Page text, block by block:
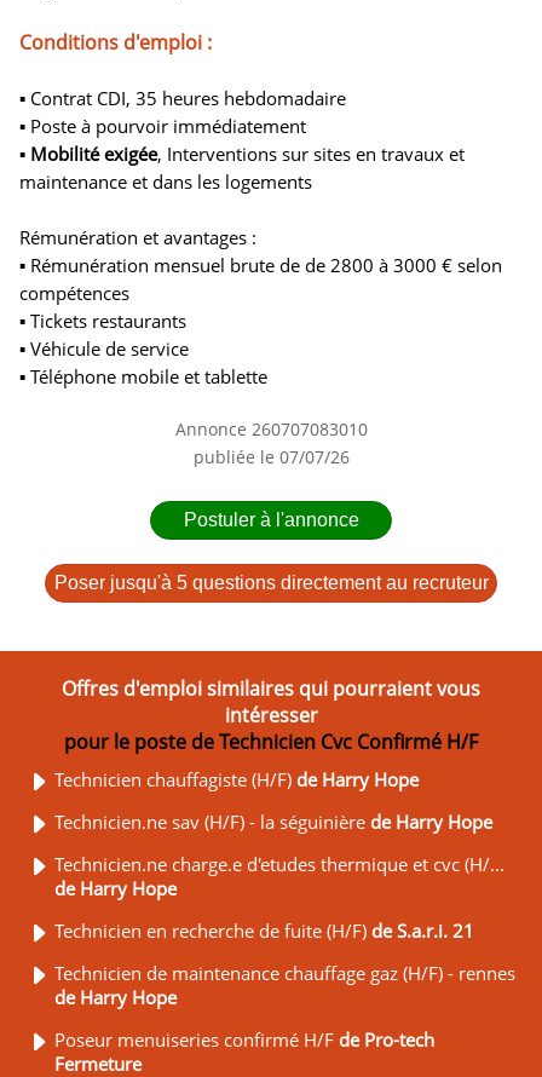
Conditions d'emploi :
▪ Contrat CDI, 35 heures hebdomadaire
▪ Poste à pourvoir immédiatement
▪ Mobilité exigée, Interventions sur sites en travaux et
maintenance et dans les logements
Rémunération et avantages :
▪ Rémunération mensuel brute de de 2800 à 3000 € selon
compétences
▪ Tickets restaurants
▪ Véhicule de service
▪ Téléphone mobile et tablette
Annonce 260707083010
publiée le 07/07/26
Postuler à l'annonce
Poser jusqu'à 5 questions directement au recruteur
Offres d'emploi similaires qui pourraient vous
intéresser
pour le poste de Technicien Cvc Confirmé H/F
Technicien chauffagiste (H/F) de Harry Hope
Technicien.ne sav (H/F) - la séguinière de Harry Hope
Technicien.ne charge.e d'etudes thermique et cvc (H/...
de Harry Hope
Technicien en recherche de fuite (H/F) de S.a.r.i. 21
Technicien de maintenance chauffage gaz (H/F) - rennes
de Harry Hope
Poseur menuiseries confirmé H/F de Pro-tech
Fermeture